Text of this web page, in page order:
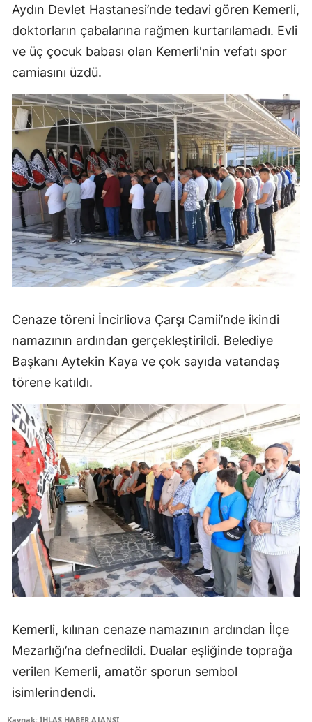
Aydın Devlet Hastanesi’nde tedavi gören Kemerli,
doktorların çabalarına rağmen kurtarılamadı. Evli
ve üç çocuk babası olan Kemerli'nin vefatı spor
camiasını üzdü.
Cenaze töreni İncirliova Çarşı Camii’nde ikindi
namazının ardından gerçekleştirildi. Belediye
Başkanı Aytekin Kaya ve çok sayıda vatandaş
törene katıldı.
Kemerli, kılınan cenaze namazının ardından İlçe
Mezarlığı’na defnedildi. Dualar eşliğinde toprağa
verilen Kemerli, amatör sporun sembol
isimlerindendi.
Kaynak: İHLAS HABER AJANSI